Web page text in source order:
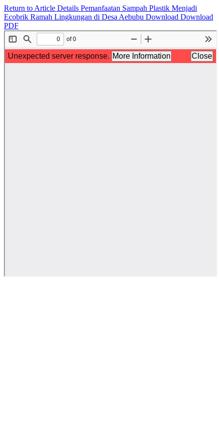
Return to Article Details Pemanfaatan Sampah Plastik Menjadi
Ecobrik Ramah Lingkungan di Desa Aebubu Download Download
PDF